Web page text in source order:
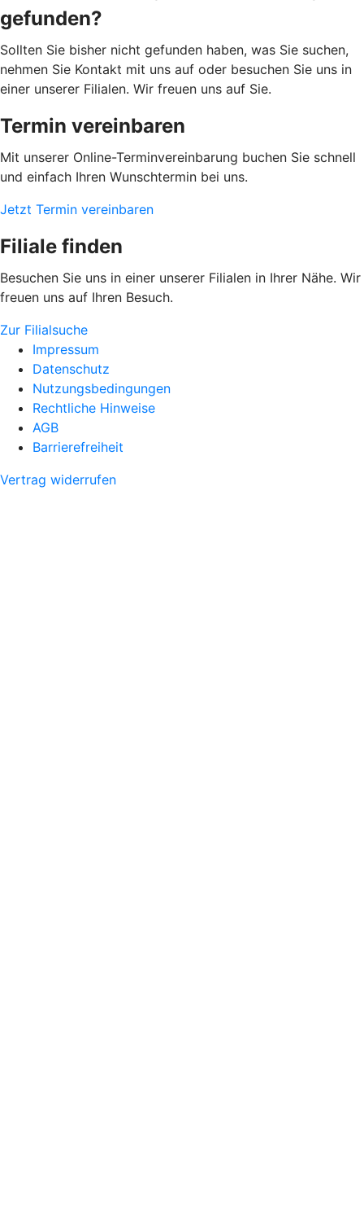
gefunden?
Sollten Sie bisher nicht gefunden haben, was Sie suchen,
nehmen Sie Kontakt mit uns auf oder besuchen Sie uns in
einer unserer Filialen. Wir freuen uns auf Sie.
Termin vereinbaren
Mit unserer Online-Terminvereinbarung buchen Sie schnell
und einfach Ihren Wunschtermin bei uns.
Jetzt Termin vereinbaren
Filiale finden
Besuchen Sie uns in einer unserer Filialen in Ihrer Nähe. Wir
freuen uns auf Ihren Besuch.
Zur Filialsuche
Impressum
Datenschutz
Nutzungsbedingungen
Rechtliche Hinweise
AGB
Barrierefreiheit
Vertrag widerrufen